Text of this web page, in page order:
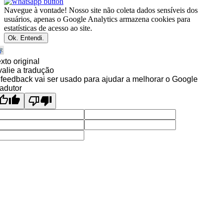
Navegue à vontade! Nosso site não coleta dados sensíveis dos
usuários, apenas o Google Analytics armazena cookies para
estatísticas de acesso ao site.
Ok. Entendi.
original
a tradução
vai ser usado para ajudar a melhorar o Google